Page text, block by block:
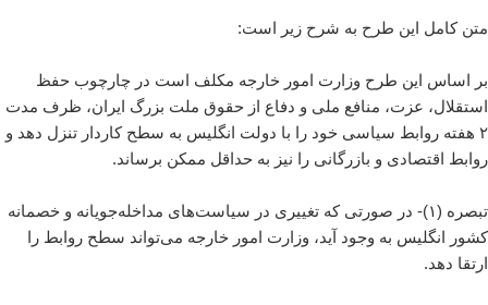
متن کامل این طرح به شرح زیر است:
بر اساس این طرح وزارت امور خارجه مکلف است در چارچوب حفظ
استقلال، عزت، منافع ملی و دفاع از حقوق ملت بزرگ ایران، ظرف مدت
۲ هفته روابط سیاسی خود را با دولت انگلیس به سطح کاردار تنزل دهد و
روابط اقتصادی و بازرگانی را نیز به حداقل ممکن برساند.
تبصره (۱)- در صورتی که تغییری در سیاست‌های مداخله‌جویانه و خصمانه
کشور انگلیس به وجود آید، وزارت امور خارجه می‌تواند سطح روابط را
ارتقا دهد.